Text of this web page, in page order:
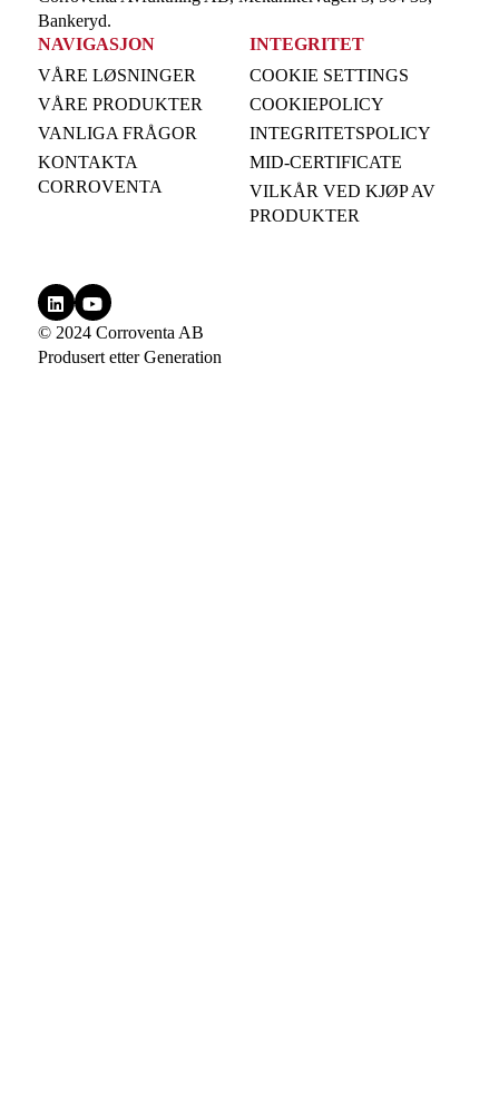
Bankeryd.
NAVIGASJON
VÅRE LØSNINGER
VÅRE PRODUKTER
VANLIGA FRÅGOR
KONTAKTA
CORROVENTA
INTEGRITET
COOKIE SETTINGS
COOKIEPOLICY
INTEGRITETSPOLICY
MID-CERTIFICATE
VILKÅR VED KJØP AV
PRODUKTER
© 2024 Corroventa AB
Produsert etterGeneration